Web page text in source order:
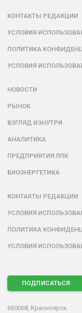
КОНТАКТЫ РЕДАКЦИИ
УСЛОВИЯ
ПОЛИТИКА
УСЛОВИЯ
НОВОСТИ
РЫНОК
ВЗГЛЯД ИЗНУТРИ
АНАЛИТИКА
ПРЕДПРИЯТИЯ ЛПК
БИОЭНЕРГЕТИКА
КОНТАКТЫ РЕДАКЦИИ
УСЛОВИЯ
ПОЛИТИКА
УСЛОВИЯ
ПОДПИСАТЬСЯ
660068, Красноярск